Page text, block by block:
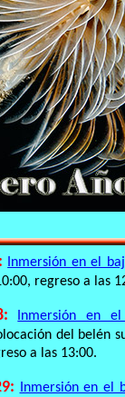
Inmersión en el
regreso a las
Inmersión en
del belén
a las 13:00.
Inmersión en el